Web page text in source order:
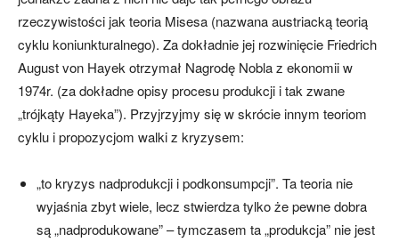
rzeczywistości jak teoria Misesa (nazwana austriacką teorią
cyklu koniunkturalnego). Za dokładnie jej rozwinięcie Friedrich
August von Hayek otrzymał Nagrodę Nobla z ekonomii w
1974r. (za dokładne opisy procesu produkcji i tak zwane
„trójkąty Hayeka”). Przyjrzyjmy się w skrócie innym teoriom
cyklu i propozycjom walki z kryzysem:
„to kryzys nadprodukcji i podkonsumpcji”. Ta teoria nie
wyjaśnia zbyt wiele, lecz stwierdza tylko że pewne dobra
są „nadprodukowane” – tymczasem ta „produkcja” nie jest